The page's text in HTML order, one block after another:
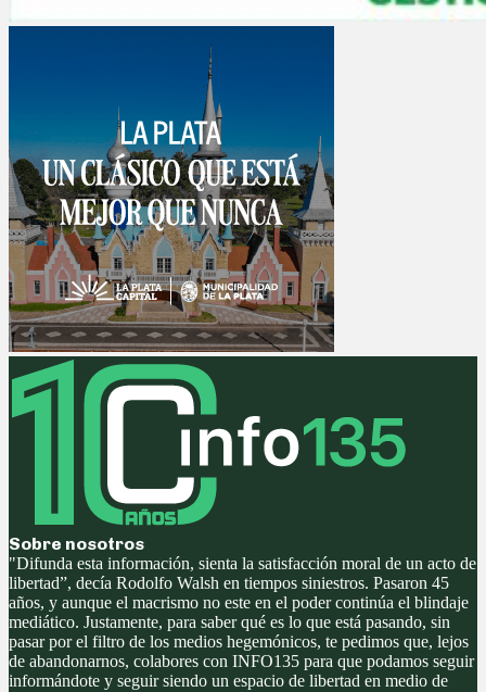
Sobre nosotros
"Difunda esta información, sienta la satisfacción moral de un acto de
libertad”, decía Rodolfo Walsh en tiempos siniestros. Pasaron 45
años, y aunque el macrismo no este en el poder continúa el blindaje
mediático. Justamente, para saber qué es lo que está pasando, sin
pasar por el filtro de los medios hegemónicos, te pedimos que, lejos
de abandonarnos, colabores con INFO135 para que podamos seguir
informándote y seguir siendo un espacio de libertad en medio de